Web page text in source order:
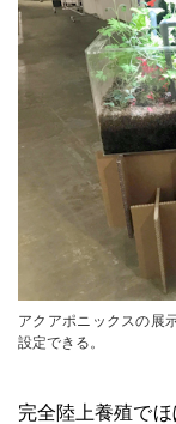
アクアポニックスの展
設定できる。
完全陸上養殖で